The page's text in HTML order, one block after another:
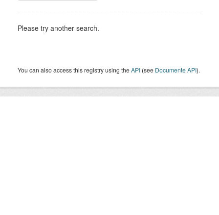
Please try another search.
You can also access this registry using theAPI (see Documente API).